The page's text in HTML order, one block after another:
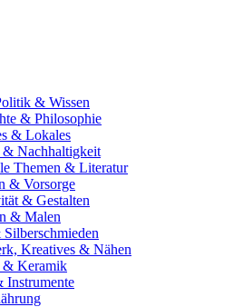
& Wissen
& Philosophie
& Lokales
Nachhaltigkeit
Themen & Literatur
& Vorsorge
& Gestalten
& Malen
Kreatives & Nähen
& Keramik
Instrumente